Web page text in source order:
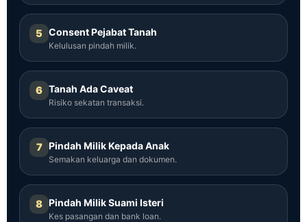
5 Consent Pejabat Tanah
Kelulusan pindah milik.
6 Tanah Ada Caveat
Risiko sekatan transaksi.
7 Pindah Milik Kepada Anak
Semakan keluarga dan dokumen.
8 Pindah Milik Suami Isteri
Kes pasangan dan bank loan.